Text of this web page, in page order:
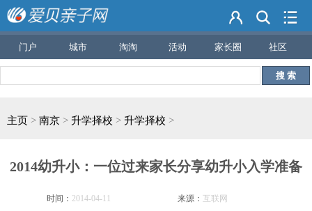
门户 城市 淘淘 活动 家长圈 社区
搜 索
主页 > 南京 > 升学择校 > 升学择校 >
2014幼升小：一位过来家长分享幼升小入学准备
时间： 2014-04-11 来源：互联网